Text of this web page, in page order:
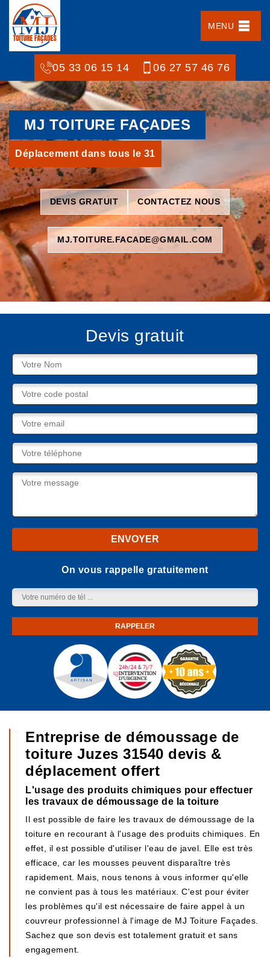
MENU
05 33 06 15 14 06 27 57 46 76
MJ TOITURE FAÇADES
Déplacement dans tous le 31
DEVIS GRATUIT CONTACTEZ NOUS
MJ.TOITURE.FACADE@GMAIL.COM
Devis gratuit
On vous rappelle gratuitement
Entreprise de démoussage de
toiture Juzes 31540 devis &
déplacement offert
L'usage des produits chimiques pour effectuer
les travaux de démoussage de la toiture
Il est possible de faire les travaux de démoussage de la
toiture en recourant à l'usage des produits chimiques. En
effet, il est possible d'utiliser l'eau de javel. Elle est très
efficace, car les mousses peuvent disparaître très
rapidement. Mais, nous tenons à vous informer qu'elle
ne convient pas à tous les matériaux. C'est pour éviter
les problèmes qu'il est nécessaire de faire appel à un
couvreur professionnel à l'image de MJ Toiture Façades.
Sachez que son devis est totalement gratuit et sans
engagement.